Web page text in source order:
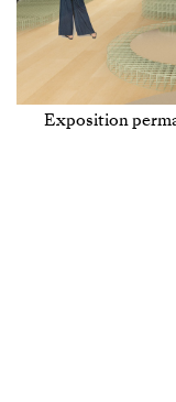
Exposition